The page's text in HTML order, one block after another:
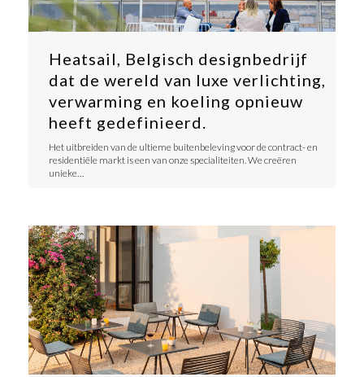
Heatsail, Belgisch designbedrijf
dat de wereld van luxe verlichting,
verwarming en koeling opnieuw
heeft gedefinieerd.
​Het uitbreiden van de ultieme buitenbeleving voor de contract- en
residentiële markt is een van onze specialiteiten. We creëren
unieke…